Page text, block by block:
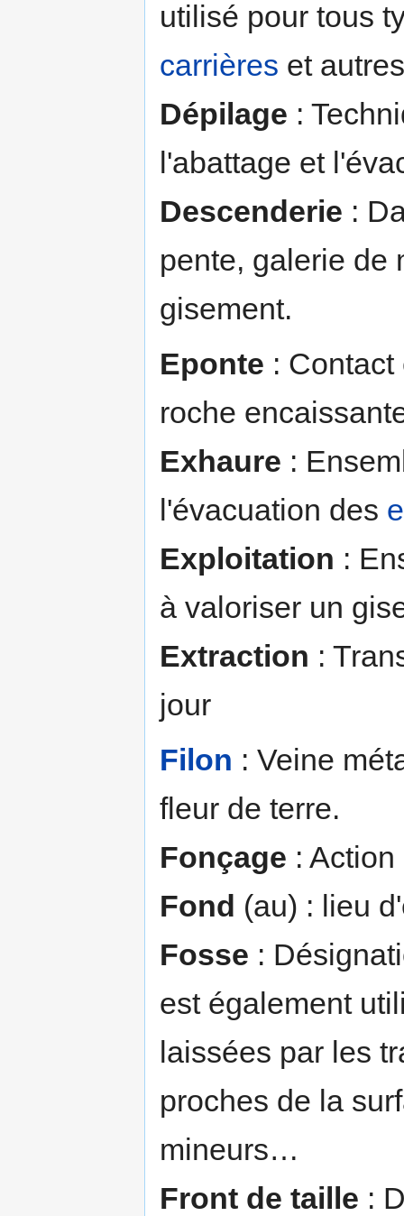
utilisé pour tous
carrières et
Dépilage :
l'abattage et
Descenderie :
pente, galerie de
gisement.
Eponte :
roche
Exhaure :
l'évacuation des
Exploitation :
à valoriser un
Extraction :
jour
Filon : Veine
fleur de terre.
Fonçage :
Fond (au) : lieu
Fosse :
est également
laissées par les
proches de la
mineurs…
Front de taille :